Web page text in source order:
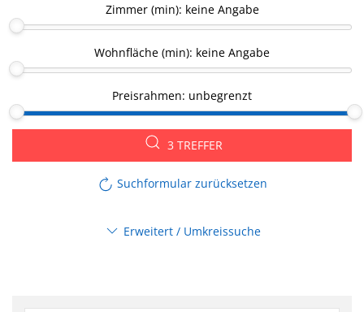
Zimmer (min): keine Angabe
Wohnfläche (min): keine Angabe
Preisrahmen: unbegrenzt
3 TREFFER
Suchformular zurücksetzen
Erweitert / Umkreissuche